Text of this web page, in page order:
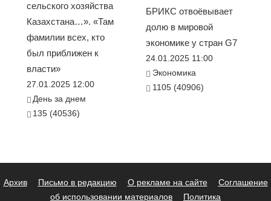
сельского хозяйства
Казахстана…». «Там
фамилии всех, кто
был приближен к
власти»
27.01.2025 12:00
День за днем
135 (40536)
БРИКС отвоёвывает
долю в мировой
экономике у стран G7
24.01.2025 11:00
Экономика
1105 (40906)
Архив Письмо в редакцию О рекламе на сайте
Соглашение
об использовании материалов
Политика